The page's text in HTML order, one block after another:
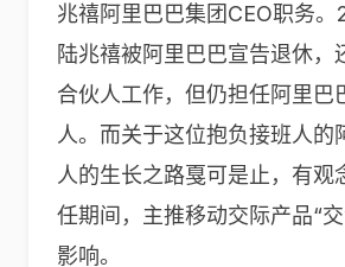
兆禧阿里巴巴集团CEO职务。
陆兆禧被阿里巴巴宣告退休，
合伙人工作，但仍担任阿里巴
人。而关于这位抱负接班人的
人的生长之路戛可是止，有观
任期间，主推移动交际产品“
影响。